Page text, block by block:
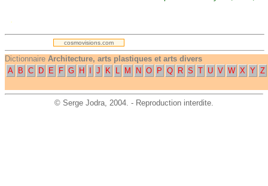
.
cosmovisions.com
Dictionnaire Architecture, arts plastiques et arts divers
A
B C D E F G H J K L M N O P Q R S T U V W X Y Z
© Serge Jodra, 2004. - Reproduction interdite.